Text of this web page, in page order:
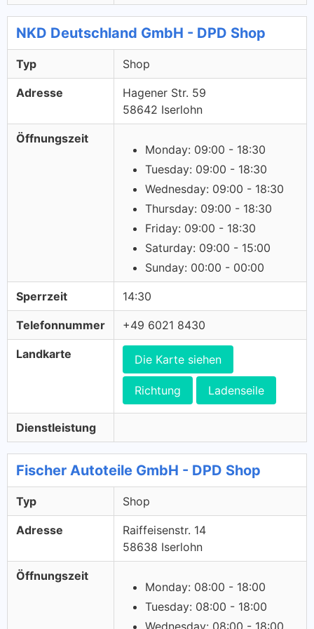
NKD Deutschland GmbH - DPD Shop
Typ Shop
Adresse
Hagener Str. 59
58642 Iserlohn
Öffnungszeit
Monday: 09:00 - 18:30
Tuesday: 09:00 - 18:30
Wednesday: 09:00 - 18:30
Thursday: 09:00 - 18:30
Friday: 09:00 - 18:30
Saturday: 09:00 - 15:00
Sunday: 00:00 - 00:00
Sperrzeit 14:30
Telefonnummer +49 6021 8430
Landkarte Die Karte siehen
Richtung Ladenseile
Dienstleistung
Fischer Autoteile GmbH - DPD Shop
Typ Shop
Adresse
Raiffeisenstr. 14
58638 Iserlohn
Öffnungszeit
Monday: 08:00 - 18:00
Tuesday: 08:00 - 18:00
Wednesday: 08:00 - 18:00